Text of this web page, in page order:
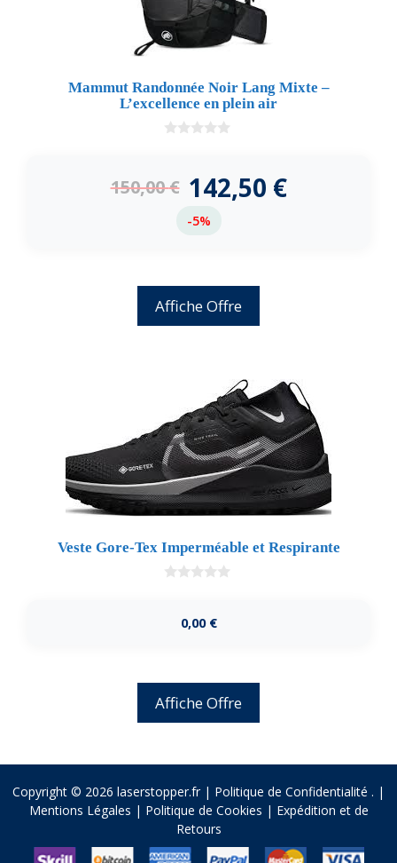
Mammut Randonnée Noir Lang Mixte –
L’excellence en plein air
5
150,00€ 142,50 €
-5%
Affiche Offre
Veste Gore-Tex Imperméable et Respirante
0,00 €
Affiche Offre
Copyright © 2026 laserstopper.fr | Politique de Confidentialité . |
Mentions Légales | Politique de Cookies | Expédition et de
Retours